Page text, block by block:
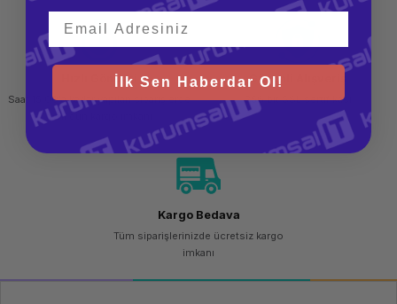
Hızlı Gönderi
Saat 15.00'a kadar yapılan siparişlerde
aynı gün kargo imkanı
Güvenli Alışveriş
256 bit SSL sertifikası
Kargo Bedava
Tüm siparişlerinizde ücretsiz kargo
imkanı
İlk Sen Haberdar Ol!